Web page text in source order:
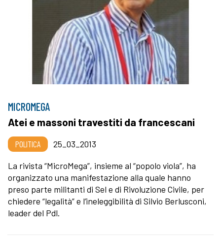
MICROMEGA
Atei e massoni travestiti da francescani
POLITICA
25_03_2013
La rivista “MicroMega”, insieme al “popolo viola”, ha
organizzato una manifestazione alla quale hanno
preso parte militanti di Sel e di Rivoluzione Civile, per
chiedere “legalità” e l’ineleggibilità di Silvio Berlusconi,
leader del Pdl.